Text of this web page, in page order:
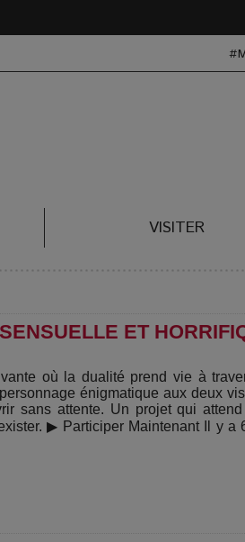
VISITER
ET
où la dualité prend vie à
énigmatique aux deux
sans attente. Un projet qui attend
▶ Participer Maintenant Il y a